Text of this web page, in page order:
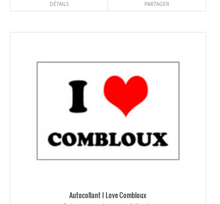
DÉTAILS PARTAGER
Autocollant I Love Combloux